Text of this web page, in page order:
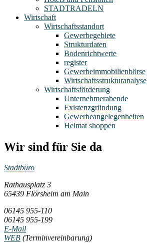
STADTRADELN
Wirtschaft
Wirtschaftsstandort
Gewerbegebiete
Strukturdaten
Bodenrichtwerte
register
Gewerbeimmobilienbörse
Wirtschaftsstrukturanalyse
Wirtschaftsförderung
Unternehmerabende
Existenzgründung
Gewerbeangelegenheiten
Heimat shoppen
Wir sind für Sie da
Stadtbüro
Rathausplatz 3
65439 Flörsheim am Main
06145 955-110
06145 955-199
E-Mail
WEB (Terminvereinbarung)